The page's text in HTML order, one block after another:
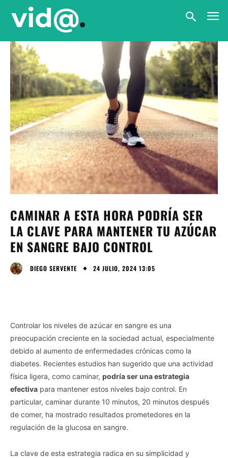
CAMINAR A ESTA HORA PODRÍA SER
LA CLAVE PARA MANTENER TU AZÚCAR
EN SANGRE BAJO CONTROL
DIEGO SERVENTE 24 JULIO, 2024 13:05
Controlar los niveles de azúcar en sangre es una
preocupación creciente en la sociedad actual, especialmente
debido al aumento de enfermedades crónicas como la
diabetes. Recientes estudios han sugerido que una actividad
física ligera, como caminar, podría ser una estrategia
efectiva para mantener estos niveles bajo control. En
particular, caminar durante 10 minutos, 20 minutos después
de comer, ha mostrado resultados prometedores en la
regulación de la glucosa en sangre.
La clave de esta estrategia radica en su simplicidad y